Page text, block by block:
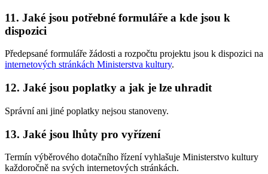
11. Jaké jsou potřebné formuláře a kde jsou k
dispozici
Předepsané formuláře žádosti a rozpočtu projektu jsou k dispozici na
internetových stránkách Ministerstva kultury.
12. Jaké jsou poplatky a jak je lze uhradit
Správní ani jiné poplatky nejsou stanoveny.
13. Jaké jsou lhůty pro vyřízení
Termín výběrového dotačního řízení vyhlašuje Ministerstvo kultury
každoročně na svých internetových stránkách.